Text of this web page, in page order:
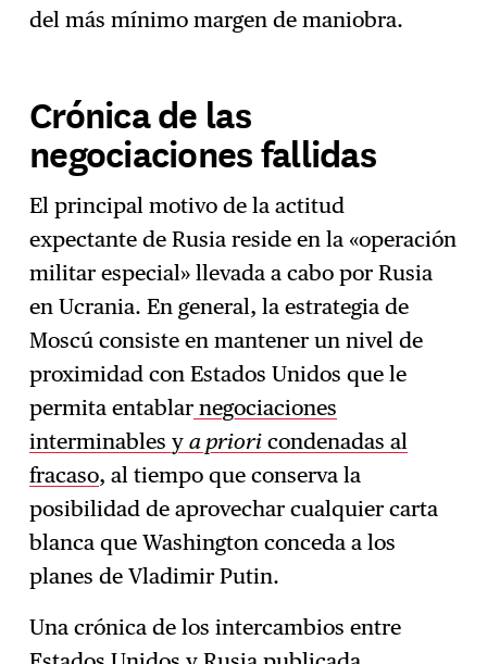
del más mínimo margen de maniobra.
Crónica de las
negociaciones fallidas
El principal motivo de la actitud
expectante de Rusia reside en la «operación
militar especial» llevada a cabo por Rusia
en Ucrania. En general, la estrategia de
Moscú consiste en mantener un nivel de
proximidad con Estados Unidos que le
permita entablar negociaciones
interminables ya priori condenadas al
fracaso, al tiempo que conserva la
posibilidad de aprovechar cualquier carta
blanca que Washington conceda a los
planes de Vladimir Putin.
Una crónica de los intercambios entre